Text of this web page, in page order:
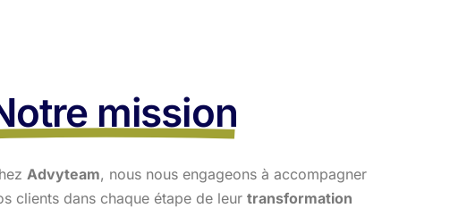
mission
Advyteam, nous nous engageons à accompagner
clients dans chaque étape de leur transformation